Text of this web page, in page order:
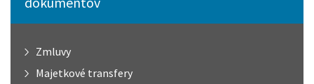
Zmluvy
Majetkové transfery